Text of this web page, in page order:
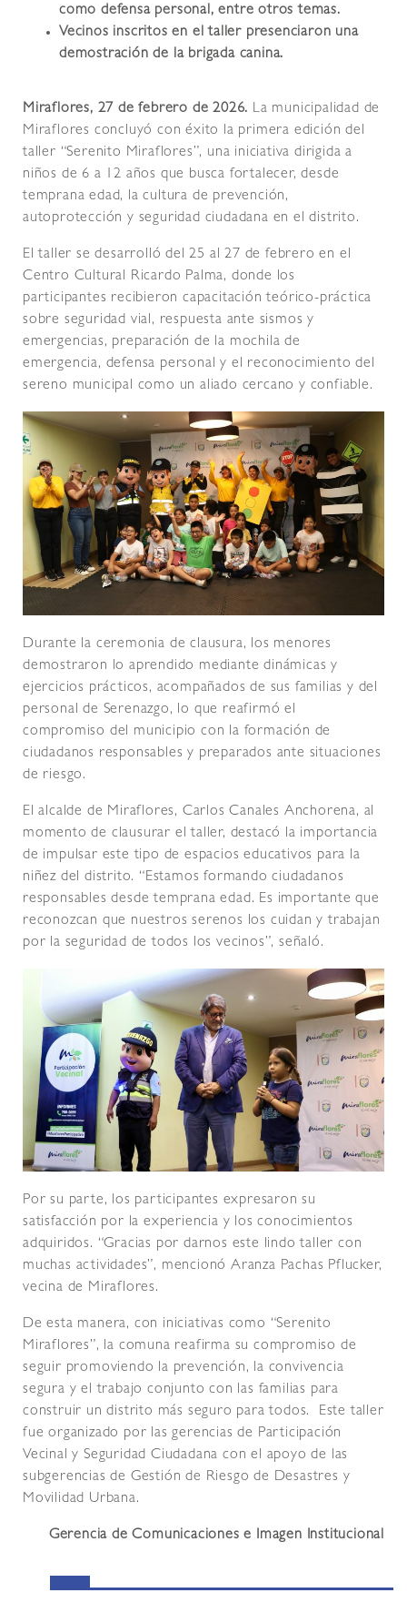
como defensa personal, entre otros temas.
Vecinos inscritos en el taller presenciaron una
demostración de la brigada canina.
Miraflores, 27 de febrero de 2026. La municipalidad de
Miraflores concluyó con éxito la primera edición del
taller “Serenito Miraflores”, una iniciativa dirigida a
niños de 6 a 12 años que busca fortalecer, desde
temprana edad, la cultura de prevención,
autoprotección y seguridad ciudadana en el distrito.
El taller se desarrolló del 25 al 27 de febrero en el
Centro Cultural Ricardo Palma, donde los
participantes recibieron capacitación teórico-práctica
sobre seguridad vial, respuesta ante sismos y
emergencias, preparación de la mochila de
emergencia, defensa personal y el reconocimiento del
sereno municipal como un aliado cercano y confiable.
Durante la ceremonia de clausura, los menores
demostraron lo aprendido mediante dinámicas y
ejercicios prácticos, acompañados de sus familias y del
personal de Serenazgo, lo que reafirmó el
compromiso del municipio con la formación de
ciudadanos responsables y preparados ante situaciones
de riesgo.
El alcalde de Miraflores, Carlos Canales Anchorena, al
momento de clausurar el taller, destacó la importancia
de impulsar este tipo de espacios educativos para la
niñez del distrito. “Estamos formando ciudadanos
responsables desde temprana edad. Es importante que
reconozcan que nuestros serenos los cuidan y trabajan
por la seguridad de todos los vecinos”, señaló.
Por su parte, los participantes expresaron su
satisfacción por la experiencia y los conocimientos
adquiridos. “Gracias por darnos este lindo taller con
muchas actividades”, mencionó Aranza Pachas Pflucker,
vecina de Miraflores.
De esta manera, con iniciativas como “Serenito
Miraflores”, la comuna reafirma su compromiso de
seguir promoviendo la prevención, la convivencia
segura y el trabajo conjunto con las familias para
construir un distrito más seguro para todos. Este taller
fue organizado por las gerencias de Participación
Vecinal y Seguridad Ciudadana con el apoyo de las
subgerencias de Gestión de Riesgo de Desastres y
Movilidad Urbana.
Gerencia de Comunicaciones e Imagen Institucional